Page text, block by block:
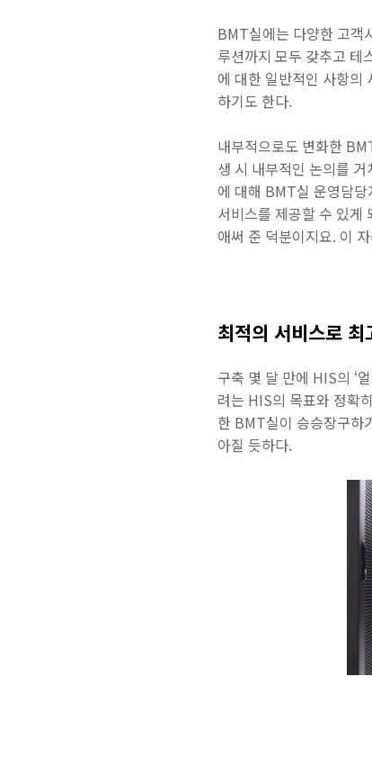
BMT실에는 다양한 고객
루션까지 모두 갖추고 테
에 대한 일반적인 사항의
하기도 한다.
내부적으로도 변화한
생 시 내부적인 논의를
에 대해 BMT실 운영담
서비스를 제공할 수 있게
애써 준 덕분이지요. 이
최적의 서비스로
구축 몇 달 만에 HIS의 ‘
려는 HIS의 목표와 정확
한 BMT실이 승승장구하
아질 듯하다.